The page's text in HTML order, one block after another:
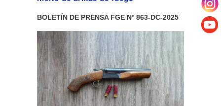
BOLETÍN DE PRENSA FGE Nº 863-DC-2025